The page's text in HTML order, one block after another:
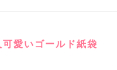
愛いゴールド紙袋